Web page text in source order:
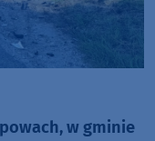
w gminie